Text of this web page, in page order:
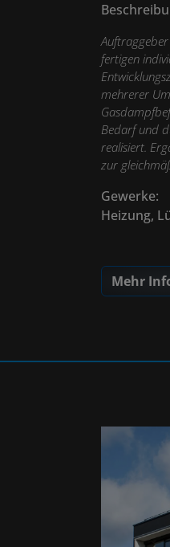
fertigen
mehrerer
Bedarf und
realisiert.
zur
Gewerke:
Heizung,
Mehr